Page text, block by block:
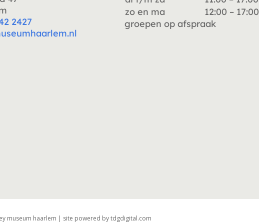
2427
zo en ma
12:00 – 17:00
groepen op afspraak
museum haarlem | site powered by tdgdigital.com